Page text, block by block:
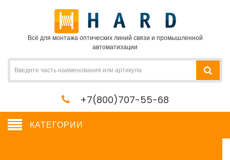
Всё для монтажа оптических линий связи и промышленной
автоматизации
+7(800)707-55-68
КАТЕГОРИИ